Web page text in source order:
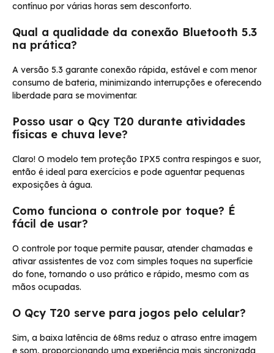
contínuo por várias horas sem desconforto.
Qual a qualidade da conexão Bluetooth 5.3
na prática?
A versão 5.3 garante conexão rápida, estável e com menor
consumo de bateria, minimizando interrupções e oferecendo
liberdade para se movimentar.
Posso usar o Qcy T20 durante atividades
físicas e chuva leve?
Claro! O modelo tem proteção IPX5 contra respingos e suor,
então é ideal para exercícios e pode aguentar pequenas
exposições à água.
Como funciona o controle por toque? É
fácil de usar?
O controle por toque permite pausar, atender chamadas e
ativar assistentes de voz com simples toques na superfície
do fone, tornando o uso prático e rápido, mesmo com as
mãos ocupadas.
O Qcy T20 serve para jogos pelo celular?
Sim, a baixa latência de 68ms reduz o atraso entre imagem